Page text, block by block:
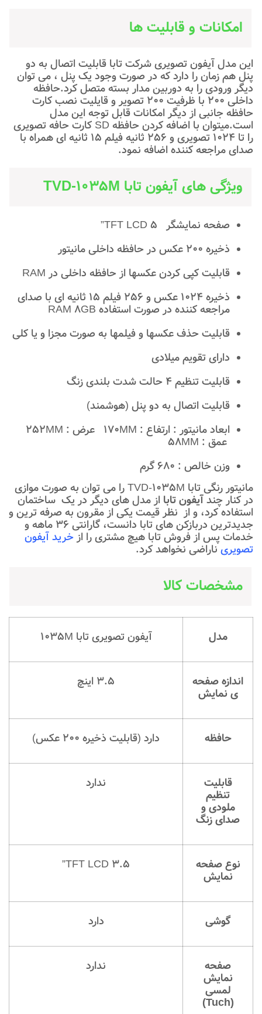
امکانات و قابلیت ها
این مدل آیفون تصویری شرکت تابا قابلیت اتصال به دو
پنل هم زمان را دارد که در صورت وجود یک پنل ، می توان
دیگر ورودی را به دوربین مدار بسته متصل کرد.حافظه
داخلی 200 با ظرفیت 200 تصویر و قایلیت نصب کارت
حافظه جانبی از دیگر امکانات قابل توجه این مدل
است.میتوان با اضافه کردن حافظه SD کارت حافه تصویری
را تا 1024 تصویری و 256 ثانیه فیلم 15 ثانیه ای همراه با
صدای مراجعه کننده اضافه نمود.
ویژگی های آیفون تابا TVD-1035M
صفحه نمایشگر TFT LCD 5”
ذخیره 200 عکس در حافظه داخلی مانیتور
قابلیت کپی کردن عکسها از حافظه داخلی در RAM
ذخیره 1024 عکس و 256 فیلم 15 ثانیه ای با صدای
مراجعه کننده در صورت استفاده RAM 8GB
قابلیت حذف عکسها و فیلمها به صورت مجزا و یا کلی
دارای تقویم میلادی
قابلیت تنظیم 4 حالت شدت بلندی زنگ
قابلیت اتصال به دو پنل (هوشمند)
عمق : 58MM
وزن خالص : 680 گرم
مانیتور رنگی تابا TVD-1035M را می توان به صورت موازی
در کنار چندآیفون تابا از مدل های دیگر در یک ساختمان
استفاده کرد، و از نظر قیمت یکی از مقرون به صرفه ترین و
جدیدترین دربازکن های تابا دانست، گارانتی 36 ماهه و
خدمات پس از فروش تابا هیچ مشتری را از خرید آیفون
تصویریناراضی نخواهد کرد.
مشخصات کالا
مدل آیفون تصویری تابا 1035M
اندازه صفحه
ی نمایش
3.5 اینچ
حافظه دارد (قابلیت ذخیره 200 عکس)
قابلیت
تنظیم
ملودی و
صدای زنگ
ندارد
نوع صفحه
نمایش
TFT LCD 3.5”
گوشی دارد
صفحه
نمایش
لمسی
(Tuch)
ندارد